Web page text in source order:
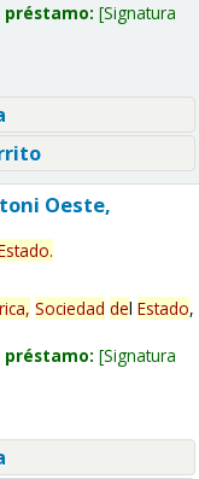
préstamo: Signatura
Oeste,
.
Sociedad del Estado,
préstamo: Signatura